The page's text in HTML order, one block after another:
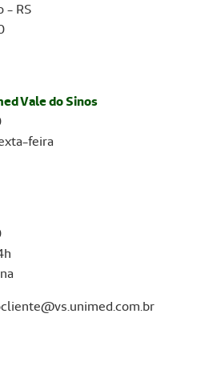
- RS
Vale do Sinos
feira